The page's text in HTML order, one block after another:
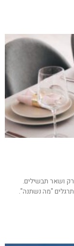
ושאר תבשילים.
"מה נשתנה".